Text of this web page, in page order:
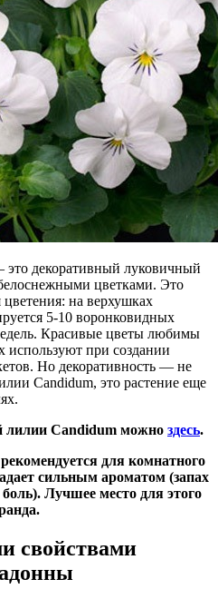
декоративный луковичный
цветками. Это
цветения: на верхушках
5-10 воронковидных
Красивые цветы любимы
используют при создании
Но декоративность — не
Candidum, это растение еще
лилии Candidum можно здесь.
для комнатного
сильным ароматом (запах
Лучшее место для этого
свойствами